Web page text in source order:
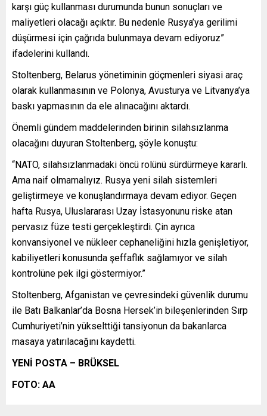
karşı güç kullanması durumunda bunun sonuçları ve
maliyetleri olacağı açıktır. Bu nedenle Rusya’ya gerilimi
düşürmesi için çağrıda bulunmaya devam ediyoruz”
ifadelerini kullandı.
Stoltenberg, Belarus yönetiminin göçmenleri siyasi araç
olarak kullanmasının ve Polonya, Avusturya ve Litvanya’ya
baskı yapmasının da ele alınacağını aktardı.
Önemli gündem maddelerinden birinin silahsızlanma
olacağını duyuran Stoltenberg, şöyle konuştu:
“NATO, silahsızlanmadaki öncü rolünü sürdürmeye kararlı.
Ama naif olmamalıyız. Rusya yeni silah sistemleri
geliştirmeye ve konuşlandırmaya devam ediyor. Geçen
hafta Rusya, Uluslararası Uzay İstasyonunu riske atan
pervasız füze testi gerçekleştirdi. Çin ayrıca
konvansiyonel ve nükleer cephaneliğini hızla genişletiyor,
kabiliyetleri konusunda şeffaflık sağlamıyor ve silah
kontrolüne pek ilgi göstermiyor.”
Stoltenberg, Afganistan ve çevresindeki güvenlik durumu
ile Batı Balkanlar’da Bosna Hersek’in bileşenlerinden Sırp
Cumhuriyeti’nin yükselttiği tansiyonun da bakanlarca
masaya yatırılacağını kaydetti.
YENİ POSTA – BRÜKSEL
FOTO: AA